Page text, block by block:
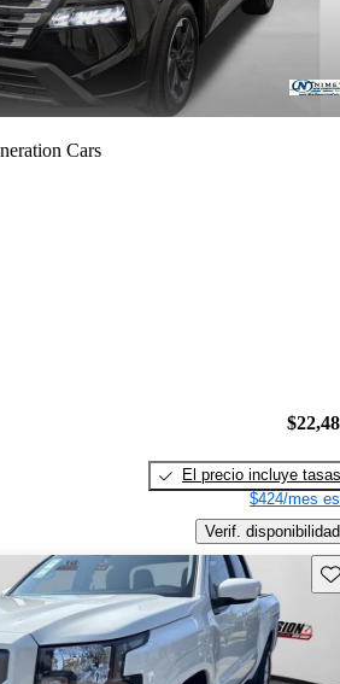
Cars
El precio incluye tasas
$424/mes
Verif. disponibilidad